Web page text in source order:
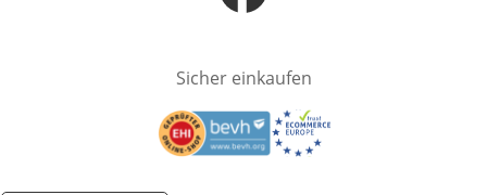
Öffnet in neuem Fenster
Sicher einkaufen
Öffnet in neuem FensterÖffnet in neuem Fenster